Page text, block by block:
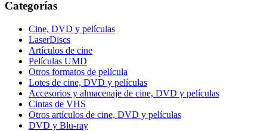
Categorías
Cine, DVD y películas
LaserDiscs
Artículos de cine
Películas UMD
Otros formatos de película
Lotes de cine, DVD y películas
Accesorios y almacenaje de cine, DVD y películas
Cintas de VHS
Otros artículos de cine, DVD y películas
DVD y Blu-ray